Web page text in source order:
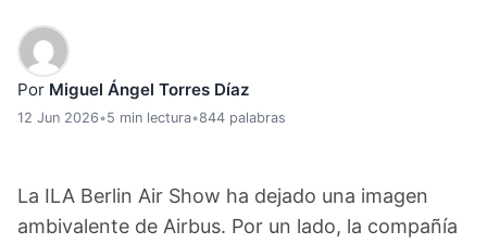
Por Miguel Ángel Torres Díaz
12 Jun 2026•5 min lectura•844 palabras
La ILA Berlin Air Show ha dejado una imagen
ambivalente de Airbus. Por un lado, la compañía